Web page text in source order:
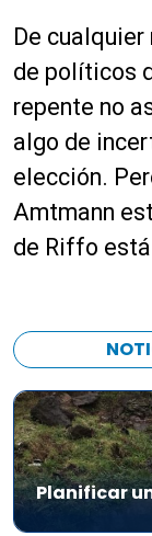
De
de políticos
repente no
algo de
elección.
Amtmann
de Riffo
Planificar